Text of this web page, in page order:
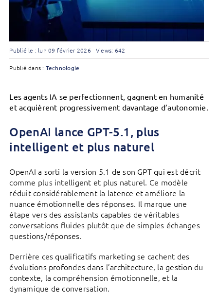
Publié le : lun 09 février 2026 Views: 642
Publié dans : Technologie
Les agents IA se perfectionnent, gagnent en humanité
et acquièrent progressivement davantage d’autonomie.
OpenAI lance GPT-5.1, plus
intelligent et plus naturel
OpenAI a sorti la version 5.1 de son GPT qui est décrit
comme plus intelligent et plus naturel. Ce modèle
réduit considérablement la latence et améliore la
nuance émotionnelle des réponses. Il marque une
étape vers des assistants capables de véritables
conversations fluides plutôt que de simples échanges
questions/réponses.
Derrière ces qualificatifs marketing se cachent des
évolutions profondes dans l’architecture, la gestion du
contexte, la compréhension émotionnelle, et la
dynamique de conversation.